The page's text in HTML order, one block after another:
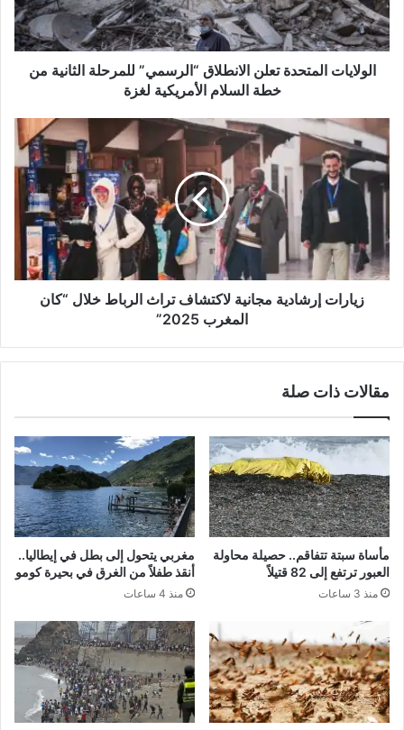
الثانية
من
خطة
السلام
الولايات المتحدة تعلن الانطلاق “الرسمي” للمرحلة الثانية من
خطة السلام الأمريكية لغزة
زيارات
إرشادية
مجانية
لاكتشاف
الرباط
خلال
“كان
المغرب
2025”زيارات إرشادية مجانية لاكتشاف تراث الرباط خلال “كان
المغرب 2025”
مقالات ذات صلة
مأساة سبتة تتفاقم.. حصيلة محاولة
العبور ترتفع إلى 82 قتيلاً
منذ 3 ساعات
مغربي يتحول إلى بطل في إيطاليا..
أنقذ طفلاً من الغرق في بحيرة كومو
منذ 4 ساعات